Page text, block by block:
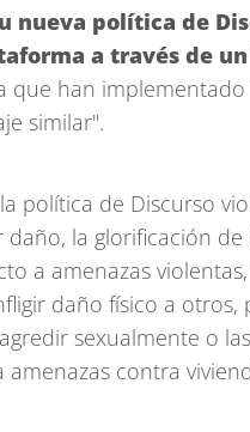
nueva política de
a través de
que han
similar".
política de Discurso
daño, la glorificación
a amenazas
daño físico a
sexualmente o
contra